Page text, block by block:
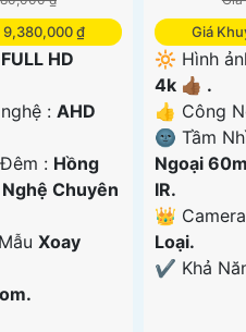
9,380,000 ₫
FULL HD
: AHD
: Hồng
Chuyên
Xoay
Giá
🔆 Hình
4k 👍🏾 .
👍 Công
🌚 Tầm
Ngoại
IR.
👑
Loại.
️✔️ Khả